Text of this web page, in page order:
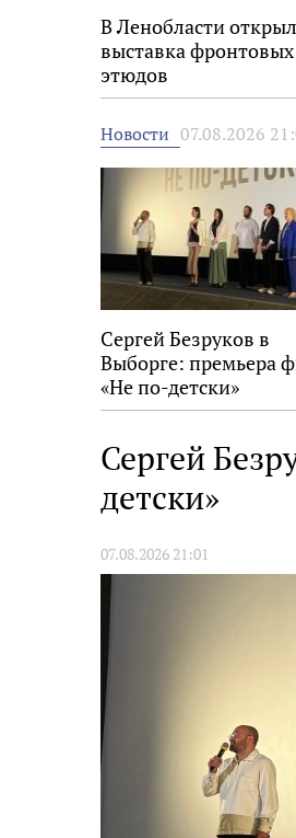
В Ленобласти
выставка фронтовых
этюдов
Новости 07.08.2026
Сергей Безруков в
Выборге: премьера
«Не по-детски»
Сергей
детски»
07.08.2026 21:01